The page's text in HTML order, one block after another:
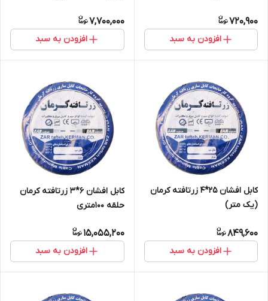
720,900
افزودن به سبد
7,700,000
افزودن به سبد
کابل افشان 25*4 زرتافته کرمان
(یک متر)
849,600
افزودن به سبد
کابل افشان 6*3 زرتافته کرمان
حلقه 100متری
15,055,200
افزودن به سبد